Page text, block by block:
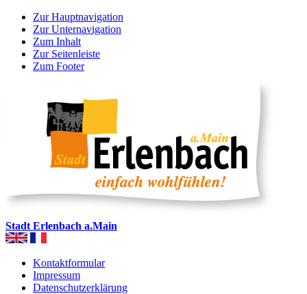
Zur Hauptnavigation
Zur Unternavigation
Zum Inhalt
Zur Seitenleiste
Zum Footer
Stadt Erlenbach a.Main
Kontaktformular
Impressum
Datenschutzerklärung